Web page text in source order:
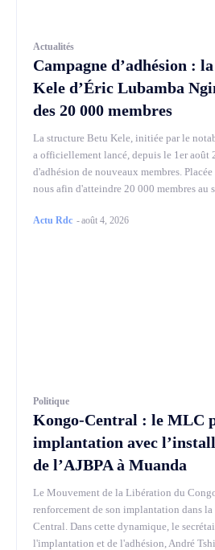
Actualités
Campagne d’adhésion :
Kele d’Éric Lubamba
des 20 000 membres
La structure Betu Kele, initiée par le
a officiellement lancé, depuis le 1er août
d'adhésion de nouveaux membres.
nous afin d'atteindre 20 000 membres au
Actu Rdc -août 4, 2026
Politique
Kongo-Central : le MLC
implantation avec
de l’AJBPA à Muanda
Le Mouvement de la Libération du
renforcement de son implantation dans
Central. Dans cette dynamique, le
l'implantation et de l'adhésion, André